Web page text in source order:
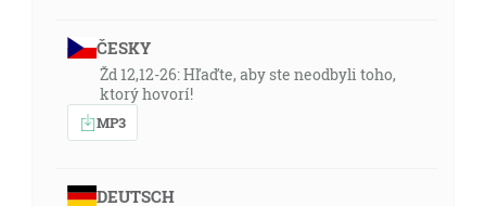
ČESKY
Žd 12,12-26: Hľaďte, aby ste neodbyli toho,
ktorý hovorí!
MP3
DEUTSCH